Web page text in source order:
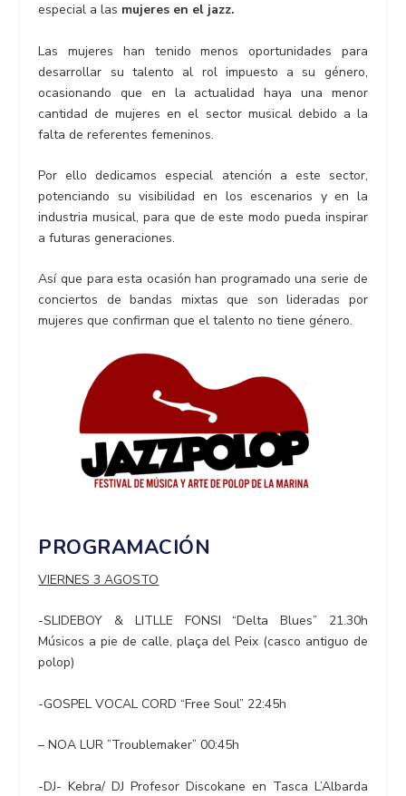
especial a las mujeres en el jazz.
Las mujeres han tenido menos oportunidades para
desarrollar su talento al rol impuesto a su género,
ocasionando que en la actualidad haya una menor
cantidad de mujeres en el sector musical debido a la
falta de referentes femeninos.
Por ello dedicamos especial atención a este sector,
potenciando su visibilidad en los escenarios y en la
industria musical, para que de este modo pueda inspirar
a futuras generaciones.
Así que para esta ocasión han programado una serie de
conciertos de bandas mixtas que son lideradas por
mujeres que confirman que el talento no tiene género.
PROGRAMACIÓN
VIERNES 3 AGOSTO
-SLIDEBOY & LITLLE FONSI “Delta Blues” 21.30h
Músicos a pie de calle, plaça del Peix (casco antiguo de
polop)
-GOSPEL VOCAL CORD “Free Soul” 22:45h
– NOA LUR ”Troublemaker” 00:45h
-DJ- Kebra/ DJ Profesor Discokane en Tasca L’Albarda